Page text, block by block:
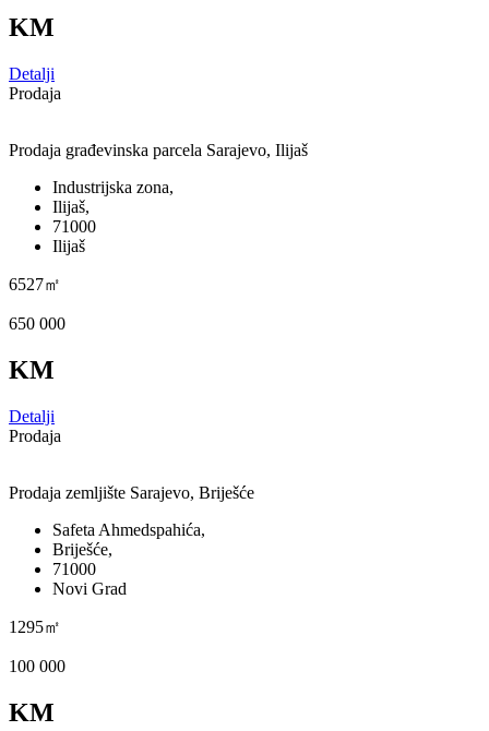
KM
Detalji
Prodaja
Prodaja građevinska parcela Sarajevo, Ilijaš
Industrijska zona,
Ilijaš,
71000
Ilijaš
6527㎡
650 000
KM
Detalji
Prodaja
Prodaja zemljište Sarajevo, Briješće
Safeta Ahmedspahića,
Briješće,
71000
Novi Grad
1295㎡
100 000
KM